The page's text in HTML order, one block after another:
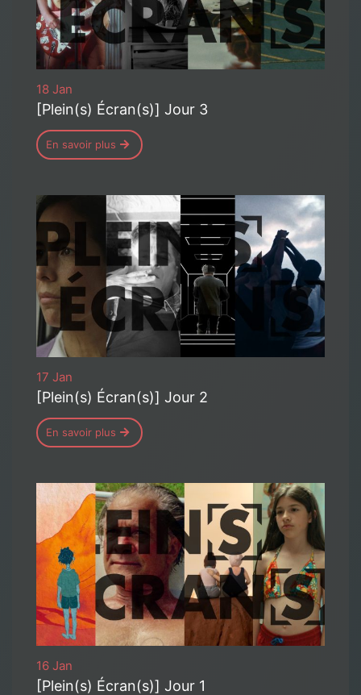
18 Jan
[Plein(s) Écran(s)] Jour 3
En savoir plus
17 Jan
[Plein(s) Écran(s)] Jour 2
En savoir plus
16 Jan
[Plein(s) Écran(s)] Jour 1